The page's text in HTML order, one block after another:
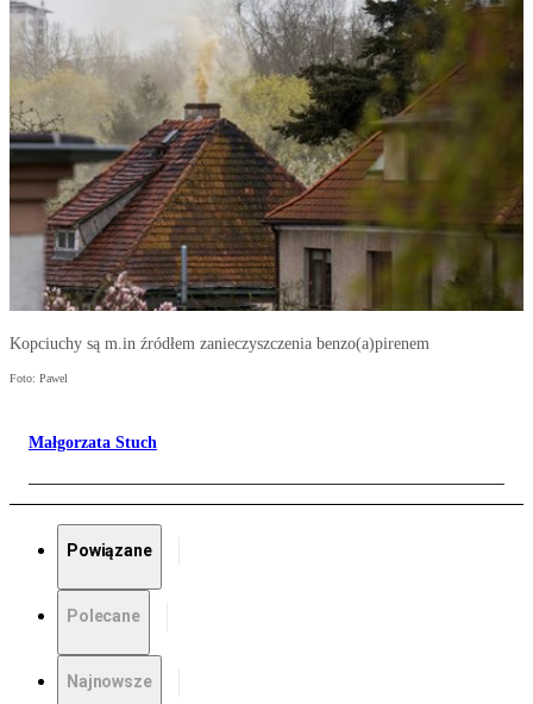
Kopciuchy są m.in źródłem zanieczyszczenia benzo(a)pirenem
Foto: Pawel
Małgorzata Stuch
Powiązane
Polecane
Najnowsze